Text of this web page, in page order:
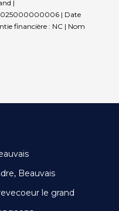
|
| Date
financière : NC | Nom
Beauvais
le grand